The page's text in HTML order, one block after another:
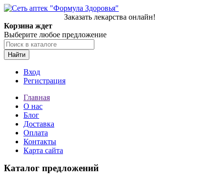
Заказать лекарства онлайн!
Корзина ждет
Выберите любое предложение
Найти
Вход
Регистрация
Главная
О нас
Блог
Доставка
Оплата
Контакты
Карта сайта
Каталог предложений